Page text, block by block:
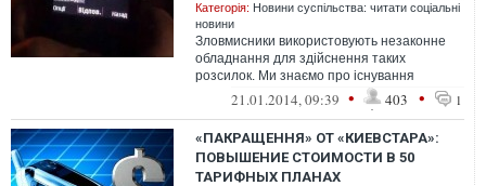
Категорія: Новини суспільства: читати соціальні
новини
Зловмисники використовують незаконне
обладнання для здійснення таких
розсилок. Ми знаємо про існування
обладнання (так звані «піратськи базові с...
21.01.2014, 09:39 • 403 • 1
«ПАКРАЩЕННЯ» ОТ «КИЕВСТАРА»:
ПОВЫШЕНИЕ СТОИМОСТИ В 50
ТАРИФНЫХ ПЛАНАХ